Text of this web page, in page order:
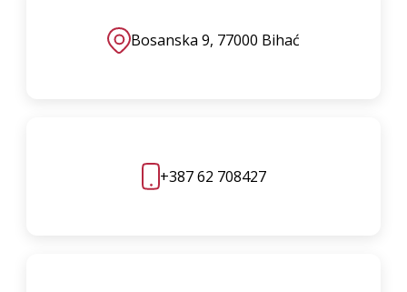
Bosanska 9, 77000 Bihać
+387 62 708427